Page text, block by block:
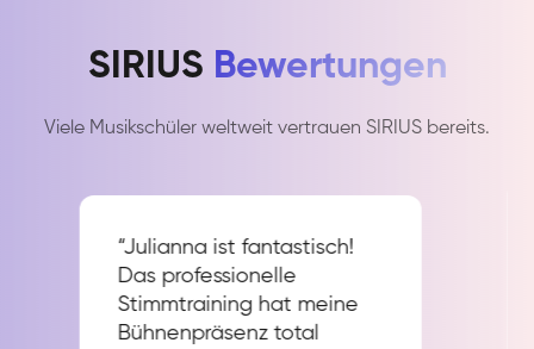
SIRIUS Bewertungen
Viele Musikschüler weltweit vertrauen SIRIUS bereits.
“Julianna ist fantastisch!
Das professionelle
Stimmtraining hat meine
Bühnenpräsenz total